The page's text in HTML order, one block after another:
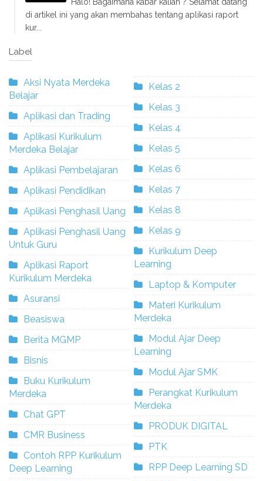
di artikel ini yang akan membahas tentang aplikasi raport
kur...
Label
Aksi Nyata Merdeka
Belajar
Aplikasi dan Trading
Aplikasi Kurikulum
Merdeka Belajar
Aplikasi Pembelajaran
Aplikasi Pendidikan
Aplikasi Penghasil Uang
Aplikasi Penghasil Uang
Untuk Guru
Aplikasi Raport
Kurikulum Merdeka
Asuransi
Beasiswa
Berita MGMP
Bisnis
Buku Kurikulum
Merdeka
Chat GPT
CMR Business
Contoh RPP Kurikulum
Deep Learning
Kelas 2
Kelas 3
Kelas 4
Kelas 5
Kelas 6
Kelas 7
Kelas 8
Kelas 9
Kurikulum Deep
Learning
Laptop & Komputer
Materi Kurikulum
Merdeka
Modul Ajar Deep
Learning
Modul Ajar SMK
Perangkat Kurikulum
Merdeka
PRODUK DIGITAL
PTK
RPP Deep Learning SD